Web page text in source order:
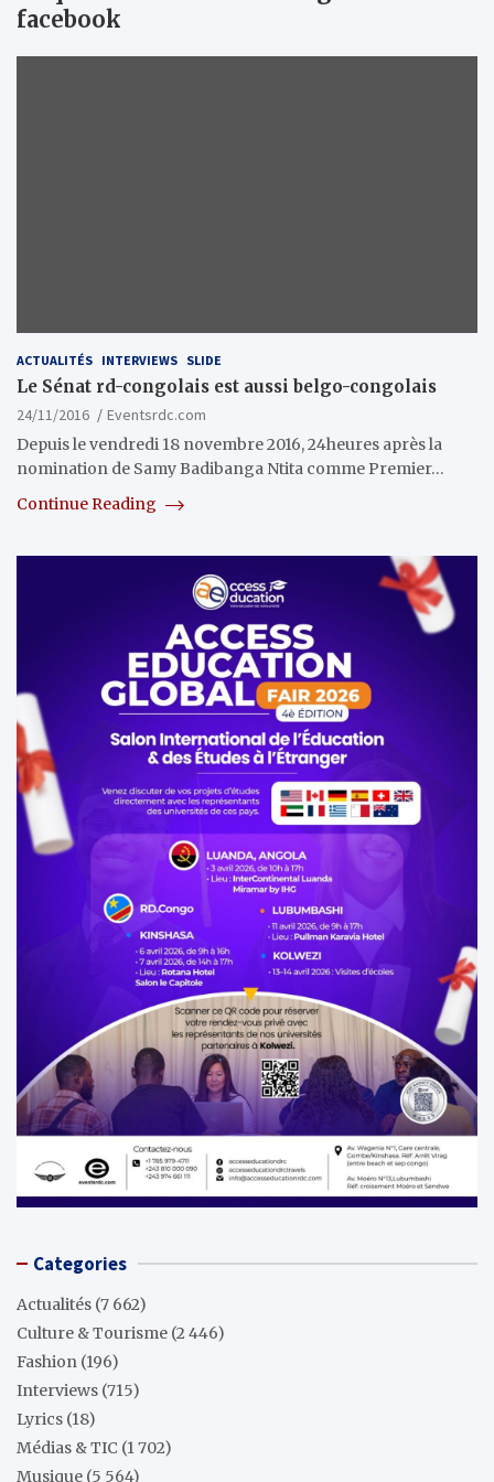
facebook
ACTUALITÉS INTERVIEWS SLIDE
Le Sénat rd-congolais est aussi belgo-congolais
24/11/2016
Eventsrdc.com
Depuis le vendredi 18 novembre 2016, 24heures après la
nomination de Samy Badibanga Ntita comme Premier…
Continue Reading
Categories
Actualités (7 662)
Culture & Tourisme (2 446)
Fashion (196)
Interviews (715)
Lyrics (18)
Médias & TIC (1 702)
Musique (5 564)